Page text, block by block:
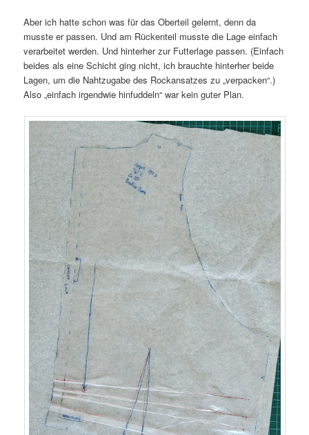
Aber ich hatte schon was für das Oberteil gelernt, denn da
musste er passen. Und am Rückenteil musste die Lage einfach
verarbeitet werden. Und hinterher zur Futterlage passen. (Einfach
beides als eine Schicht ging nicht, ich brauchte hinterher beide
Lagen, um die Nahtzugabe des Rockansatzes zu „verpacken“.)
Also „einfach irgendwie hinfuddeln“ war kein guter Plan.